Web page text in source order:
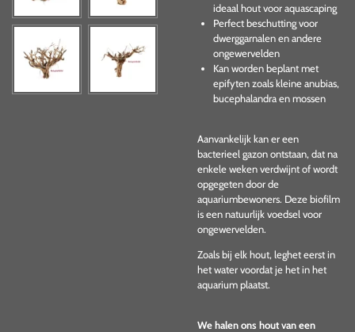
ideaal hout voor aquascaping
Perfect beschutting voor
dwerggarnalen en andere
ongewervelden
Kan worden beplant met
epifyten zoals kleine anubias,
bucephalandra en mossen
Aanvankelijk kan er een
bacterieel gazon ontstaan, dat na
enkele weken verdwijnt of wordt
opgegeten door de
aquariumbewoners. Deze biofilm
is een natuurlijk voedsel voor
ongewervelden.
Zoals bij elk hout, leghet eerst in
het water voordat je het in het
aquarium plaatst.
We halen ons hout van een